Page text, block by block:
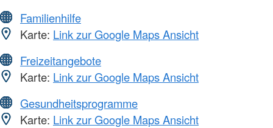
Familienhilfe
Karte: Link zur Google Maps Ansicht
Freizeitangebote
Karte: Link zur Google Maps Ansicht
Gesundheitsprogramme
Karte: Link zur Google Maps Ansicht